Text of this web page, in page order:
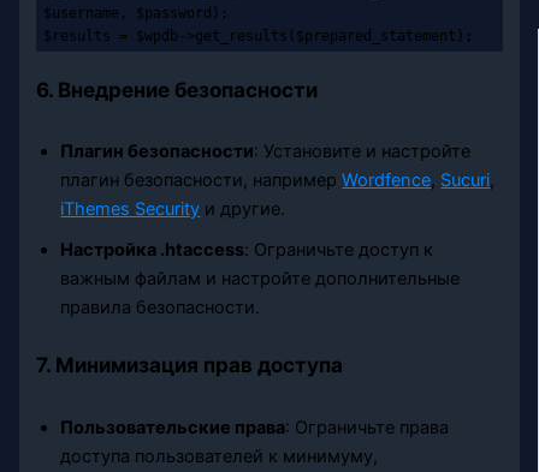
$username, $password);
$results = $wpdb->get_results($prepared_statement);
6. Внедрение безопасности
Плагин безопасности: Установите и настройте
плагин безопасности, напримерWordfence, Sucuri,
iThemes Security и другие.
Настройка .htaccess: Ограничьте доступ к
важным файлам и настройте дополнительные
правила безопасности.
7. Минимизация прав доступа
Пользовательские права: Ограничьте права
доступа пользователей к минимуму,